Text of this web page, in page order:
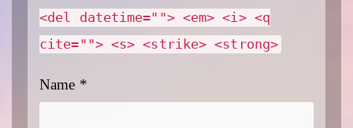
<del datetime=""> <em> <i> <q
cite=""> <s> <strike> <strong>
Name *